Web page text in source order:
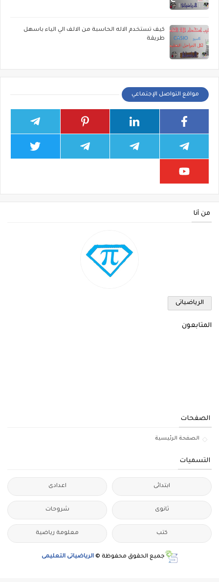
كيف تستخدم الاله الحاسبة من الالف الي الياء باسهل
طريقة
مواقع التواصل الإجتماعي
من أنا
الرياضياتى
المتابعون
الصفحات
الصفحة الرئيسية
التسميات
ابتدائى اعدادى
ثانوى شروحات
كتب معلومة رياضية
جميع الحقوق محفوظة © الرياضياتى التعليمى